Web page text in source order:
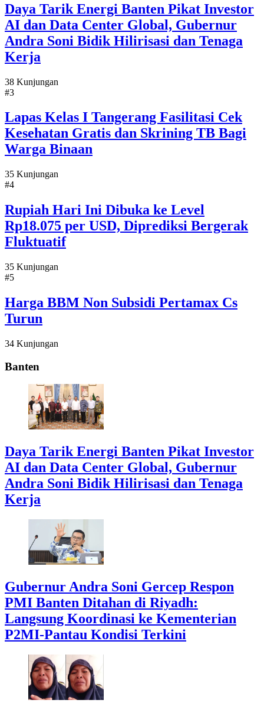
Daya Tarik Energi Banten Pikat Investor
AI dan Data Center Global, Gubernur
Andra Soni Bidik Hilirisasi dan Tenaga
Kerja
38 Kunjungan
#3
Lapas Kelas I Tangerang Fasilitasi Cek
Kesehatan Gratis dan Skrining TB Bagi
Warga Binaan
35 Kunjungan
#4
Rupiah Hari Ini Dibuka ke Level
Rp18.075 per USD, Diprediksi Bergerak
Fluktuatif
35 Kunjungan
#5
Harga BBM Non Subsidi Pertamax Cs
Turun
34 Kunjungan
Banten
Daya Tarik Energi Banten Pikat Investor
AI dan Data Center Global, Gubernur
Andra Soni Bidik Hilirisasi dan Tenaga
Kerja
Gubernur Andra Soni Gercep Respon
PMI Banten Ditahan di Riyadh:
Langsung Koordinasi ke Kementerian
P2MI-Pantau Kondisi Terkini